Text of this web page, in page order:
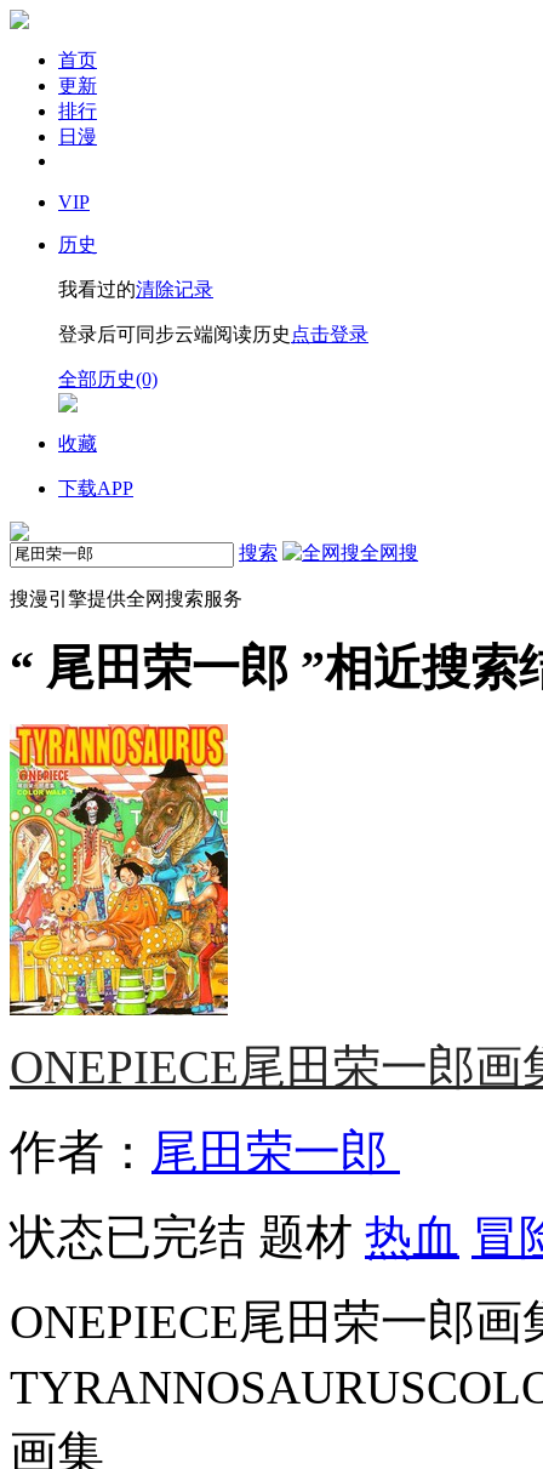
首页
更新
排行
日漫
VIP
历史
我看过的清除记录
登录后可同步云端阅读历史 点击登录
全部历史(0)
收藏
下载APP
搜索 全网搜
搜漫引擎提供全网搜索服务
“ 尾田荣一郎 ”相近搜索
ONEPIECE尾田荣一郎画
作者： 尾田荣一郎
状态已完结 题材 热血 冒
ONEPIECE尾田荣一郎画
画集